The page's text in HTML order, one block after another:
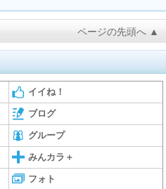
ページの先頭へ ▲
イイね！
ブログ
グループ
みんカラ＋
フォト